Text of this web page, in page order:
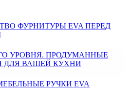
ФУРНИТУРЫ EVA ПЕРЕД
УРОВНЯ. ПРОДУМАННЫЕ
ДЛЯ ВАШЕЙ КУХНИ
РУЧКИ EVA